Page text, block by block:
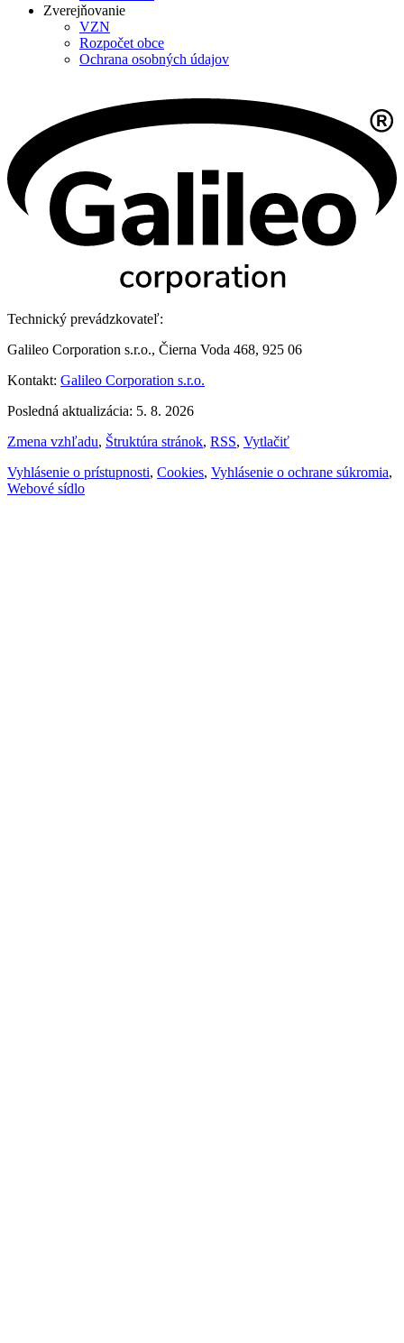
Zverejňovanie
VZN
Rozpočet obce
Ochrana osobných údajov
Technický prevádzkovateľ:
Galileo Corporation s.r.o., Čierna Voda 468, 925 06
Kontakt: Galileo Corporation s.r.o.
Posledná aktualizácia: 5. 8. 2026
Zmena vzhľadu, Štruktúra stránok, RSS, Vytlačiť
Vyhlásenie o prístupnosti, Cookies, Vyhlásenie o ochrane súkromia,
Webové sídlo